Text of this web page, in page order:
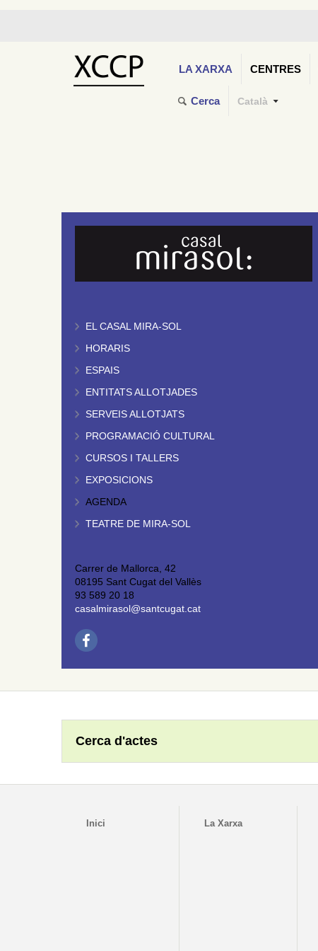
LA XARXA CENTRES
Cerca Català
EL CASAL MIRA-SOL
HORARIS
ESPAIS
ENTITATS ALLOTJADES
SERVEIS ALLOTJATS
PROGRAMACIÓ CULTURAL
CURSOS I TALLERS
EXPOSICIONS
AGENDA
TEATRE DE MIRA-SOL
Carrer de Mallorca, 42
08195 Sant Cugat del Vallès
93 589 20 18
casalmirasol@santcugat.cat
Cerca d'actes
Inici La Xarxa